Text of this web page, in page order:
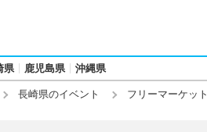
県 鹿児島県 沖縄県
長崎県のイベント フリーマーケット